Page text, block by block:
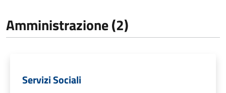
Amministrazione (2)
Servizi Sociali